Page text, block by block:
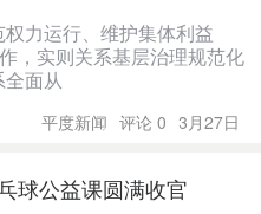
力运行、维护集体利益
，实则关系基层治理规范化
面从
平度新闻 评论 0 3月27日
球公益课圆满收官